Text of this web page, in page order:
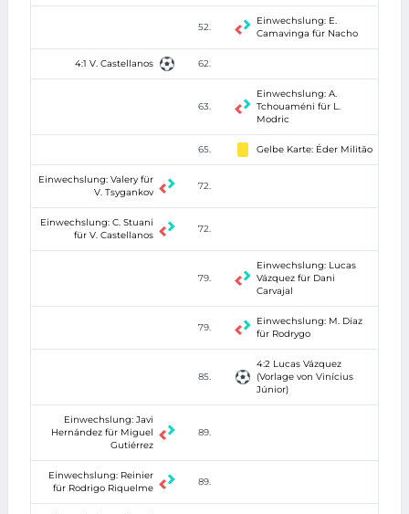
52.
Einwechslung: E.
Camavinga für Nacho
4:1 V. Castellanos 62.
63.
Einwechslung: A.
Tchouaméni für L.
Modric
65. Gelbe Karte: Éder Militão
Einwechslung: Valery für
V. Tsygankov
72.
Einwechslung: C. Stuani
für V. Castellanos
72.
79.
Einwechslung: Lucas
Vázquez für Dani
Carvajal
79.
Einwechslung: M. Díaz
für Rodrygo
85.
4:2 Lucas Vázquez
(Vorlage von Vinícius
Júnior)
Einwechslung: Javi
Hernández für Miguel
Gutiérrez
89.
Einwechslung: Reinier
für Rodrigo Riquelme
89.